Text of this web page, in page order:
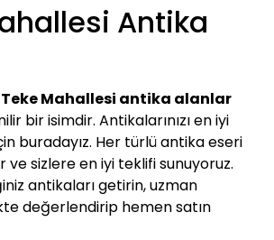
Antika
Teke Mahallesi antika alanlar
bir isimdir. Antikalarınızı en iyi
buradayız. Her türlü antika eseri
sizlere en iyi teklifi sunuyoruz.
antikaları getirin, uzman
değerlendirip hemen satın